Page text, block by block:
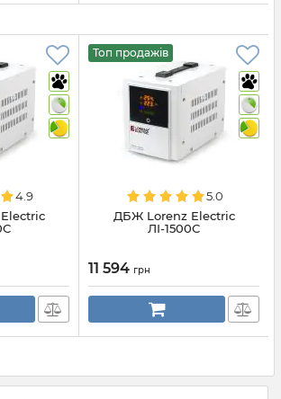
4.9
Топ продажів
5.0
ДБЖ Lorenz Electric
ЛІ-1500С
11 594 грн